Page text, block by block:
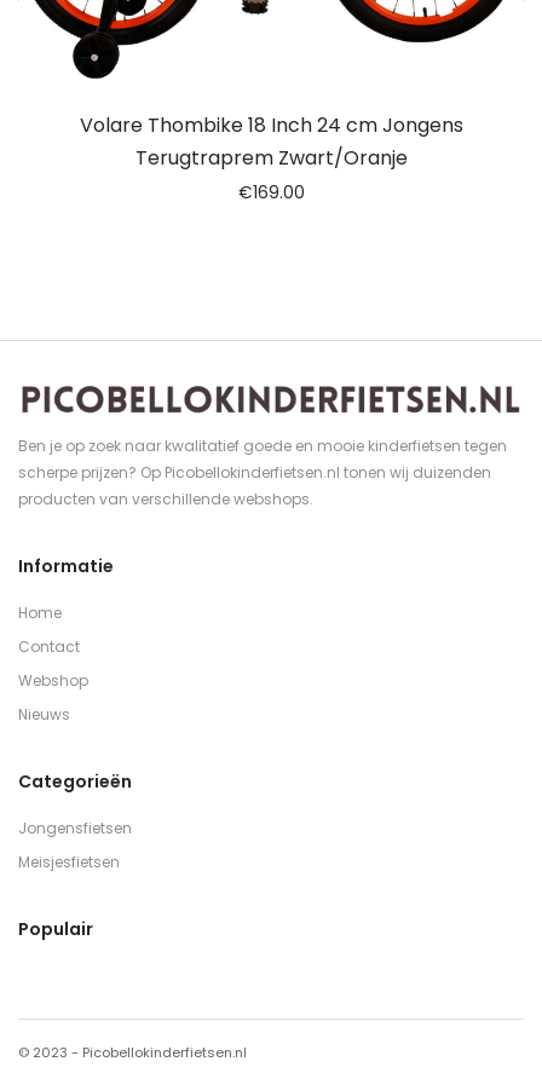
Volare Thombike 18 Inch 24 cm Jongens
Terugtraprem Zwart/Oranje
€169.00
Ben je op zoek naar kwalitatief goede en mooie kinderfietsen tegen
scherpe prijzen? Op Picobellokinderfietsen.nl tonen wij duizenden
producten van verschillende webshops.
Informatie
Home
Contact
Webshop
Nieuws
Categorieën
Jongensfietsen
Meisjesfietsen
Populair
© 2023 - Picobellokinderfietsen.nl